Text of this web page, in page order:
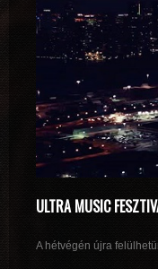
ULTRA MUSIC
A hétvégén újra